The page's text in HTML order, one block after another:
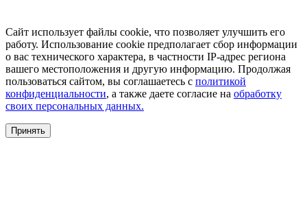
Сайт использует файлы cookie, что позволяет улучшить его
работу. Использование cookie предполагает сбор информации
о вас технического характера, в частности IP-адрес региона
вашего местоположения и другую информацию. Продолжая
пользоваться сайтом, вы соглашаетесь с политикой
конфиденциальности, а также даете согласие на обработку
своих персональных данных.
Принять